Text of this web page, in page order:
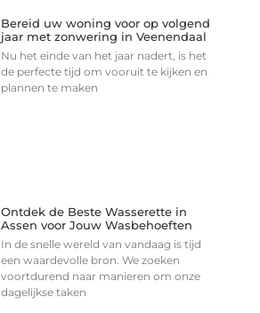
Bereid uw woning voor op volgend
jaar met zonwering in Veenendaal
Nu het einde van het jaar nadert, is het
de perfecte tijd om vooruit te kijken en
plannen te maken
Ontdek de Beste Wasserette in
Assen voor Jouw Wasbehoeften
In de snelle wereld van vandaag is tijd
een waardevolle bron. We zoeken
voortdurend naar manieren om onze
dagelijkse taken